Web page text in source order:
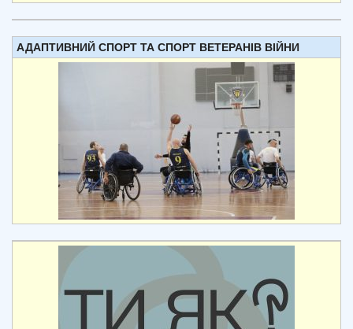
АДАПТИВНИЙ СПОРТ ТА СПОРТ ВЕТЕРАНІВ ВІЙНИ